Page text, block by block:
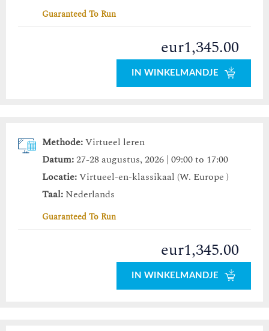
Guaranteed To Run
eur1,345.00
IN WINKELMANDJE
Methode:Virtueel leren
Datum:27-28 augustus, 2026 | 09:00 to 17:00
Locatie:Virtueel-en-klassikaal (W. Europe )
Taal: Nederlands
Guaranteed To Run
eur1,345.00
IN WINKELMANDJE